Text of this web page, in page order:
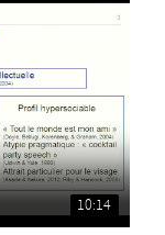
10:14